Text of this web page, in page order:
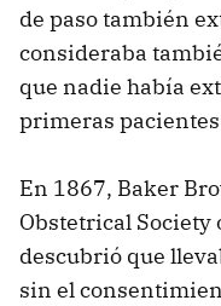
de paso también
consideraba
que nadie había
primeras
En 1867, Baker
Obstetrical Society
descubrió que
sin el